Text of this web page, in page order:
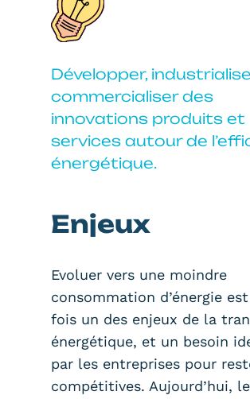
Développer,
commercialiser des
innovations produits et
services autour de
énergétique.
Enjeux
Evoluer vers une moindre
consommation d’énergie
fois un des enjeux de la
énergétique, et un besoin
par les entreprises pour
compétitives. Aujourd’hui,